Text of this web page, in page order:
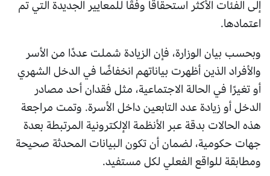
إلى الفئات الأكثر استحقاقًا وفقًا للمعايير الجديدة التي تم
اعتمادها.
وبحسب بيان الوزارة، فإن الزيادة شملت عددًا من الأسر
والأفراد الذين أظهرت بياناتهم انخفاضًا في الدخل الشهري
أو تغيرًا في الحالة الاجتماعية، مثل فقدان أحد مصادر
الدخل أو زيادة عدد التابعين داخل الأسرة. وتمت مراجعة
هذه الحالات بدقة عبر الأنظمة الإلكترونية المرتبطة بعدة
جهات حكومية، لضمان أن تكون البيانات المحدثة صحيحة
ومطابقة للواقع الفعلي لكل مستفيد.